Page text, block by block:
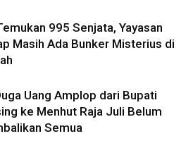
995 Senjata, Yayasan
Masih Ada Bunker Misterius di
Uang Amplop dari Bupati
ke Menhut Raja Juli Belum
Semua